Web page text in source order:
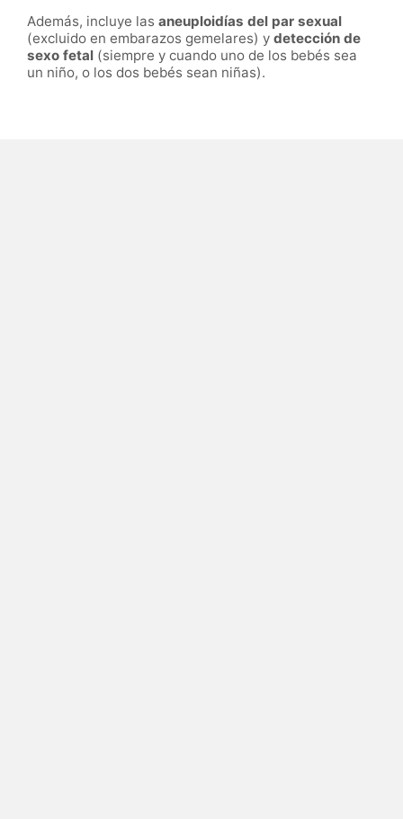
Además, incluye las aneuploidías del par sexual
(excluido en embarazos gemelares) y detección de
sexo fetal (siempre y cuando uno de los bebés sea
un niño, o los dos bebés sean niñas).